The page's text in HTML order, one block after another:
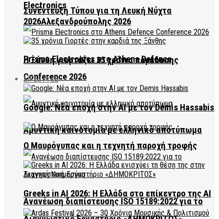
Electronics
Prisma Electronics στο Athens Defence
Conference 2026
Αμυντική καινοτομία με ελληνικό αποτύπωμα
Ανανέωση διαπίστευσης ISO 15189:2022 για το
Συνέντευξη Τύπου για τη Λευκή Νύχτα
2026Αλεξανδρούπολης 2026
Η Ξάνθη γιορτάζει 35 χρόνια παράδοσης
LIFESTYLE
Google: Νέα εποχή στην AI με τον Demis Hassabis
Ο Μαυρόγυπας και η τεχνητή παροχή τροφής
Greeks in AI 2026: Η Ελλάδα στο επίκεντρο της AI